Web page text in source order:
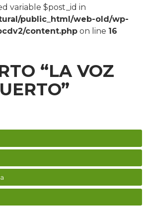
variable $post_id in
public_html/web-old/wp-
content.php on line 16
“LA VOZ